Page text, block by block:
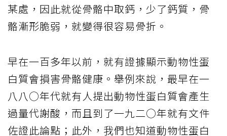
某處，因此就從骨骼中取鈣，少了鈣質，骨
骼漸形脆弱，就變得很容易骨折。
早在一百多年以前，就有證據顯示動物性蛋
白質會損害骨骼健康。舉例來說，最早在一
八八○年代就有人提出動物性蛋白質會產生
過量代謝酸，而且到了一九二○年就有文件
佐證此論點；此外，我們也知道動物性蛋白